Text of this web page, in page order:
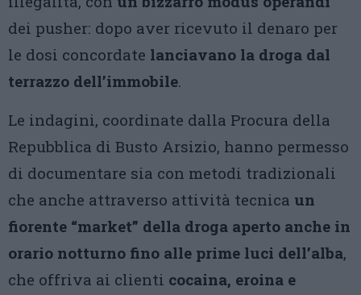
dei pusher: dopo aver ricevuto il denaro per
le dosi concordate lanciavano la droga dal
terrazzo dell’immobile.
Le indagini, coordinate dalla Procura della
Repubblica di Busto Arsizio, hanno permesso
di documentare sia con metodi tradizionali
che anche attraverso attività tecnica un
fiorente “market” della droga aperto anche in
orario notturno fino alle prime luci dell’alba,
che offriva ai clienti cocaina, eroina e